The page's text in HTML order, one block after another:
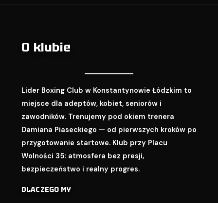
O klubie
Lider Boxing Club w Konstantynowie Łódzkim to
miejsce dla adeptów, kobiet, seniorów i
zawodników. Trenujemy pod okiem trenera
Damiana Piaseckiego — od pierwszych kroków po
przygotowanie startowe. Klub przy Placu
Wolności 35: atmosfera bez presji,
bezpieczeństwo i realny progres.
DLACZEGO MY